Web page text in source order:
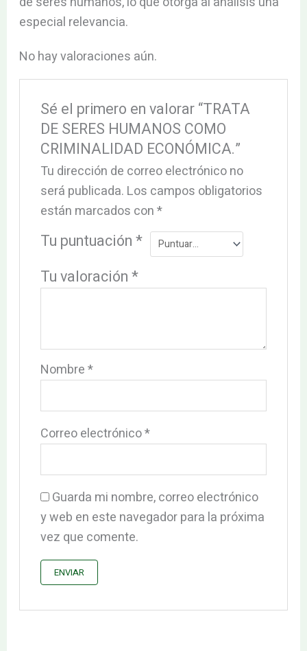
especial relevancia.
No hay valoraciones aún.
Sé el primero en valorar “TRATA
DE SERES HUMANOS COMO
CRIMINALIDAD ECONÓMICA.”
Tu dirección de correo electrónico no
será publicada. Los campos obligatorios
están marcados con*
Tu puntuación*
Tu valoración*
Nombre*
Correo electrónico*
Guarda mi nombre, correo electrónico
y web en este navegador para la próxima
vez que comente.